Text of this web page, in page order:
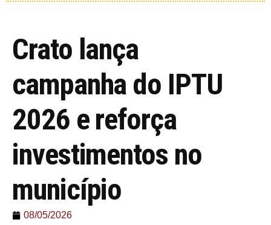
Crato lança
campanha do IPTU
2026 e reforça
investimentos no
município
08/05/2026